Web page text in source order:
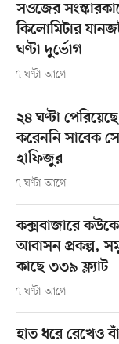
সওজের
কিলোমিটার
ঘণ্টা দুর্ভোগ
৭ ঘণ্টা আগে
২৪ ঘণ্টা
করেননি সাবেক
হাফিজুর
৭ ঘণ্টা আগে
কক্সবাজারে
আবাসন প্রকল্প,
কাছে ৩৩৯ ফ্ল্যাট
৭ ঘণ্টা আগে
হাত ধরে রেখেও